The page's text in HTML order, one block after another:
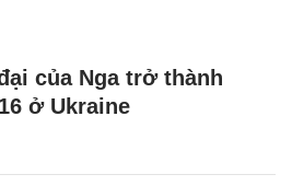
của Nga trở thành
ở Ukraine